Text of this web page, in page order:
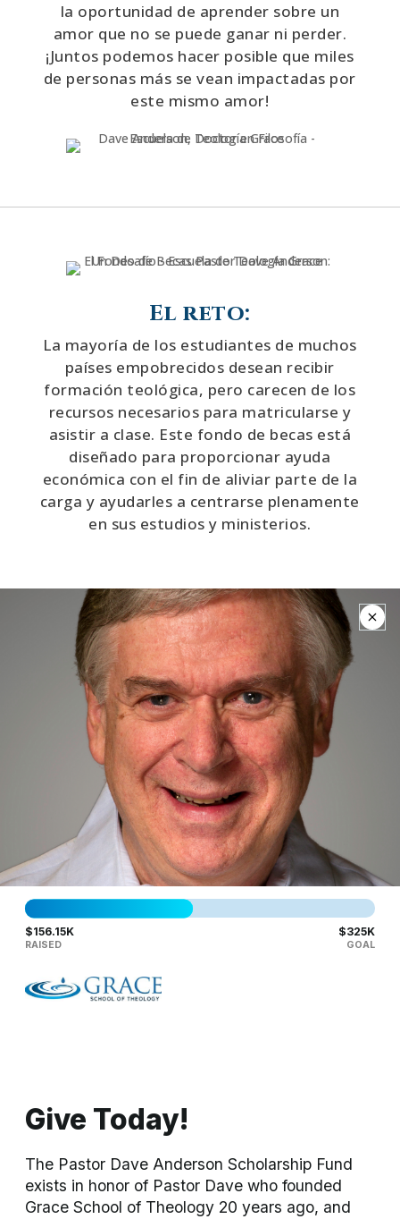
la oportunidad de aprender sobre un
amor que no se puede ganar ni perder.
¡Juntos podemos hacer posible que miles
de personas más se vean impactadas por
este mismo amor!
El reto:
La mayoría de los estudiantes de muchos
países empobrecidos desean recibir
formación teológica, pero carecen de los
recursos necesarios para matricularse y
asistir a clase. Este fondo de becas está
diseñado para proporcionar ayuda
económica con el fin de aliviar parte de la
carga y ayudarles a centrarse plenamente
en sus estudios y ministerios.